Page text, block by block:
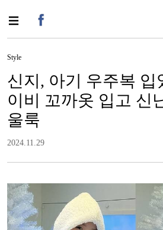
Style
신지, 아기 우주복 입
이비 꼬까옷 입고 신
울룩
2024.11.29